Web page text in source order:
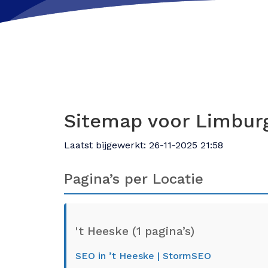
Sitemap voor
Laatst bijgewerkt: 26-11-2025 21:58
Pagina’s per Locatie
't Heeske (1 pagina’s)
SEO in ’t Heeske | StormSEO